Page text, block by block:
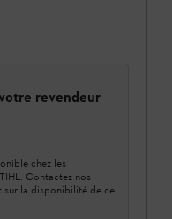
revendeur
chez les
Contactez nos
sur la disponibilité de ce